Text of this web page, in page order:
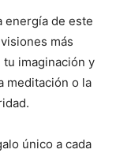
energía de este
más
imaginación y
meditación o la
único a cada